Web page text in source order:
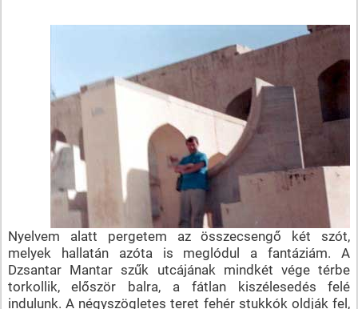
Nyelvem alatt pergetem az összecsengő két szót,
melyek hallatán azóta is meglódul a fantáziám. A
Dzsantar Mantar szűk utcájának mindkét vége térbe
torkollik, először balra, a fátlan kiszélesedés felé
indulunk. A négyszögletes teret fehér stukkók oldják fel,